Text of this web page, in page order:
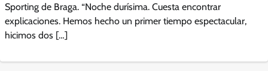
Sporting de Braga. “Noche durísima. Cuesta encontrar
explicaciones. Hemos hecho un primer tiempo espectacular,
hicimos dos […]